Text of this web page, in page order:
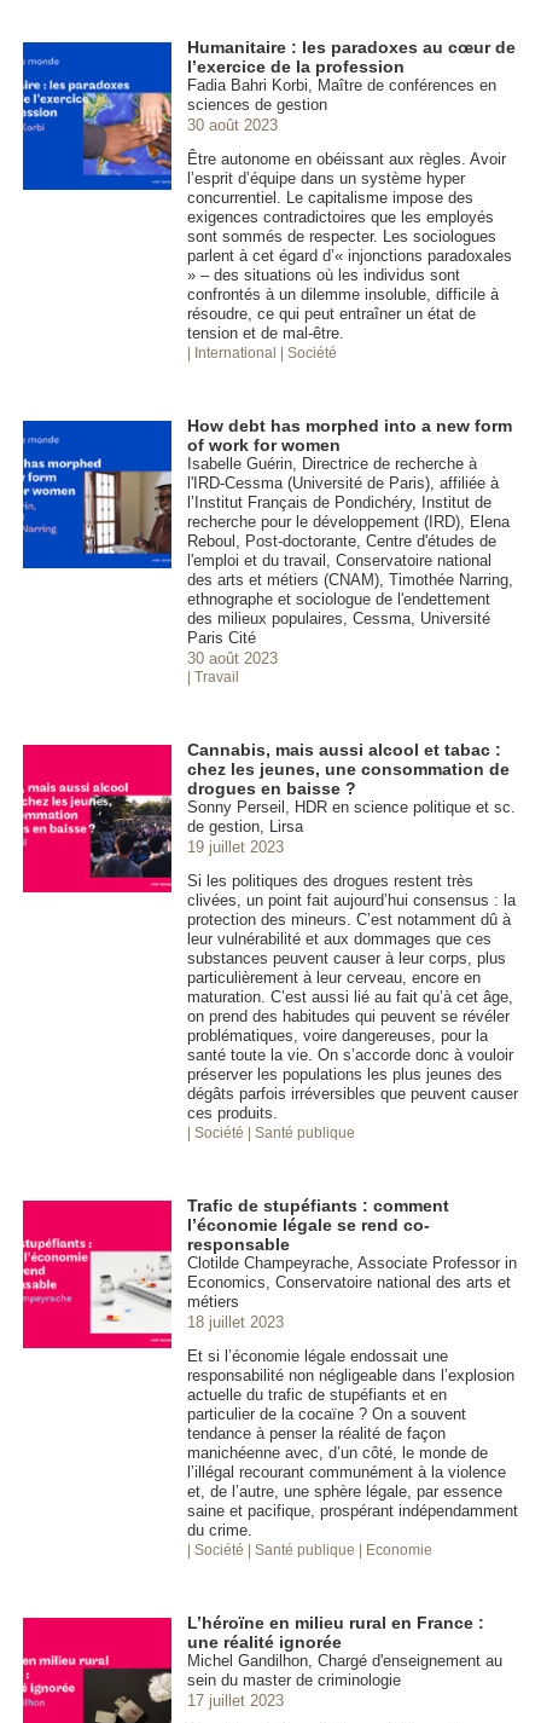
Humanitaire : les paradoxes au cœur de
l’exercice de la profession
Fadia Bahri Korbi, Maître de conférences en
sciences de gestion
30 août 2023
Être autonome en obéissant aux règles. Avoir
l’esprit d’équipe dans un système hyper
concurrentiel. Le capitalisme impose des
exigences contradictoires que les employés
sont sommés de respecter. Les sociologues
parlent à cet égard d’« injonctions paradoxales
» – des situations où les individus sont
confrontés à un dilemme insoluble, difficile à
résoudre, ce qui peut entraîner un état de
tension et de mal-être.
| International | Société
How debt has morphed into a new form
of work for women
Isabelle Guérin, Directrice de recherche à
l'IRD-Cessma (Université de Paris), affiliée à
l’Institut Français de Pondichéry, Institut de
recherche pour le développement (IRD), Elena
Reboul, Post-doctorante, Centre d'études de
l'emploi et du travail, Conservatoire national
des arts et métiers (CNAM), Timothée Narring,
ethnographe et sociologue de l'endettement
des milieux populaires, Cessma, Université
Paris Cité
30 août 2023
| Travail
Cannabis, mais aussi alcool et tabac :
chez les jeunes, une consommation de
drogues en baisse ?
Sonny Perseil, HDR en science politique et sc.
de gestion, Lirsa
19 juillet 2023
Si les politiques des drogues restent très
clivées, un point fait aujourd’hui consensus : la
protection des mineurs. C’est notamment dû à
leur vulnérabilité et aux dommages que ces
substances peuvent causer à leur corps, plus
particulièrement à leur cerveau, encore en
maturation. C’est aussi lié au fait qu’à cet âge,
on prend des habitudes qui peuvent se révéler
problématiques, voire dangereuses, pour la
santé toute la vie. On s’accorde donc à vouloir
préserver les populations les plus jeunes des
dégâts parfois irréversibles que peuvent causer
ces produits.
| Société | Santé publique
Trafic de stupéfiants : comment
l’économie légale se rend co-
responsable
Clotilde Champeyrache, Associate Professor in
Economics, Conservatoire national des arts et
métiers
18 juillet 2023
Et si l’économie légale endossait une
responsabilité non négligeable dans l’explosion
actuelle du trafic de stupéfiants et en
particulier de la cocaïne ? On a souvent
tendance à penser la réalité de façon
manichéenne avec, d’un côté, le monde de
l’illégal recourant communément à la violence
et, de l’autre, une sphère légale, par essence
saine et pacifique, prospérant indépendamment
du crime.
| Société | Santé publique | Economie
L’héroïne en milieu rural en France :
une réalité ignorée
Michel Gandilhon, Chargé d'enseignement au
sein du master de criminologie
17 juillet 2023